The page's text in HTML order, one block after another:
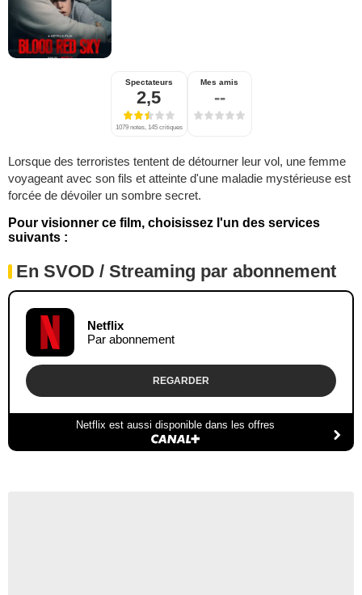
Spectateurs
2,5
1079 notes, 145 critiques
Mes amis
--
Lorsque des terroristes tentent de détourner leur vol, une femme
voyageant avec son fils et atteinte d'une maladie mystérieuse est
forcée de dévoiler un sombre secret.
Pour visionner ce film, choisissez l'un des services
suivants :
En SVOD / Streaming par abonnement
Netflix
Par abonnement
REGARDER
Netflix est aussi disponible dans les offres